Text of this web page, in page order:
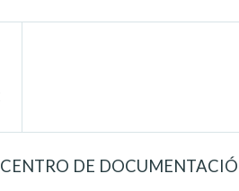
CENTRO DE